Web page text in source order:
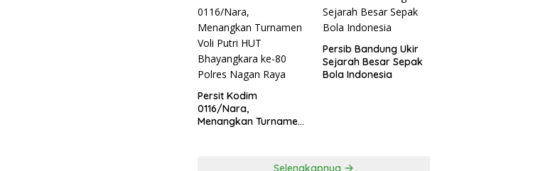
Persit Kodim
0116/Nara,
Menangkan Turnamen
Persib Bandung Ukir
Sejarah Besar Sepak
Bola Indonesia
Selengkapnya